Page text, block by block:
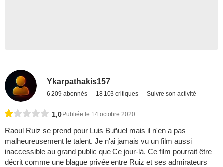
Ykarpathakis157
6 209 abonnés 18 103 critiques Suivre son activité
1,0 Publiée le 14 octobre 2020
Raoul Ruiz se prend pour Luis Buñuel mais il n'en a pas
malheureusement le talent. Je n'ai jamais vu un film aussi
inaccessible au grand public que Ce jour-là. Ce film pourrait être
décrit comme une blague privée entre Ruiz et ses admirateurs